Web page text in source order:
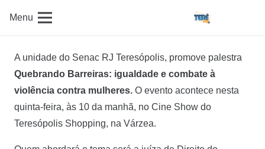
Menu
A unidade do Senac RJ Teresópolis, promove palestra
Quebrando Barreiras: igualdade e combate à
violência contra mulheres. O evento acontece nesta
quinta-feira, às 10 da manhã, no Cine Show do
Teresópolis Shopping, na Várzea.